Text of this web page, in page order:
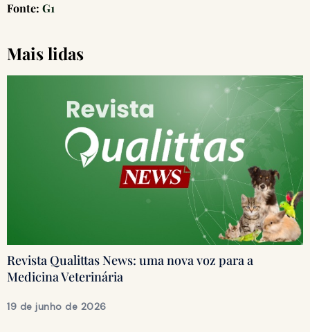
Fonte: G1
Mais lidas
Revista Qualittas News: uma nova voz para a
Medicina Veterinária
19 de junho de 2026